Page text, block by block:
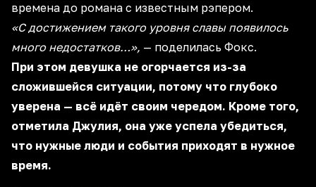
времена до романа с известным рэпером.
«С достижением такого уровня славы появилось
много недостатков…», — поделилась Фокс.
При этом девушка не огорчается из-за
сложившейся ситуации, потому что глубоко
уверена — всё идёт своим чередом. Кроме того,
отметила Джулия, она уже успела убедиться,
что нужные люди и события приходят в нужное
время.